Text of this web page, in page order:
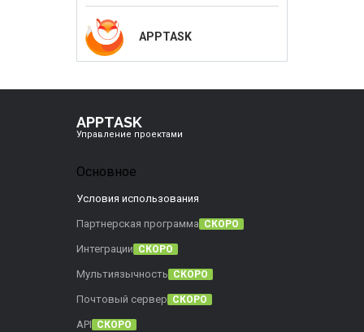
APPTASK
APPTASK
Управление проектами
Основное
Условия использования
Партнерская программа СКОРО
Интеграции СКОРО
Мультиязычность СКОРО
Почтовый сервер СКОРО
API СКОРО